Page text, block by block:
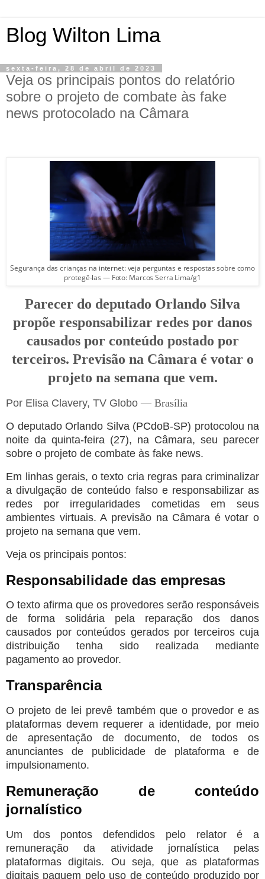
Blog Wilton Lima
sexta-feira, 28 de abril de 2023
Veja os principais pontos do relatório
sobre o projeto de combate às fake
news protocolado na Câmara
Segurança das crianças na internet: veja perguntas e respostas sobre como
protegê-las — Foto: Marcos Serra Lima/g1
Parecer do deputado Orlando Silva
propõe responsabilizar redes por danos
causados por conteúdo postado por
terceiros. Previsão na Câmara é votar o
projeto na semana que vem.
Por Elisa Clavery, TV Globo — Brasília
O deputado Orlando Silva (PCdoB-SP) protocolou na
noite da quinta-feira (27), na Câmara, seu parecer
sobre o projeto de combate às fake news.
Em linhas gerais, o texto cria regras para criminalizar
a divulgação de conteúdo falso e responsabilizar as
redes por irregularidades cometidas em seus
ambientes virtuais. A previsão na Câmara é votar o
projeto na semana que vem.
Veja os principais pontos:
Responsabilidade das empresas
O texto afirma que os provedores serão responsáveis
de forma solidária pela reparação dos danos
causados por conteúdos gerados por terceiros cuja
distribuição tenha sido realizada mediante
pagamento ao provedor.
Transparência
O projeto de lei prevê também que o provedor e as
plataformas devem requerer a identidade, por meio
de apresentação de documento, de todos os
anunciantes de publicidade de plataforma e de
impulsionamento.
Remuneração de conteúdo
jornalístico
Um dos pontos defendidos pelo relator é a
remuneração da atividade jornalística pelas
plataformas digitais. Ou seja, que as plataformas
digitais paguem pelo uso de conteúdo produzido por